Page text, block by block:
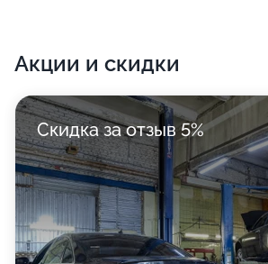
Акции и скидки
Скидка за отзыв 5%